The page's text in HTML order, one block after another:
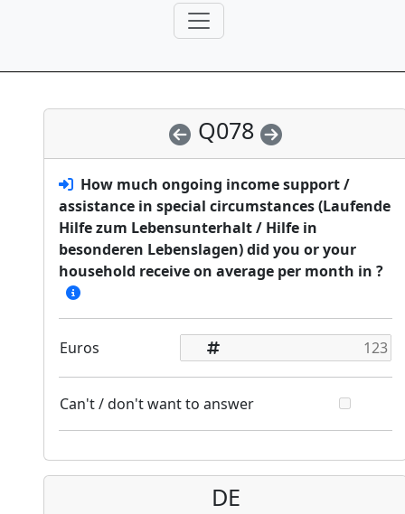
Q078
How much ongoing income support /
assistance in special circumstances (Laufende
Hilfe zum Lebensunterhalt / Hilfe in
besonderen Lebenslagen) did you or your
household receive on average per month in ?
Euros
Can't / don't want to answer
DE